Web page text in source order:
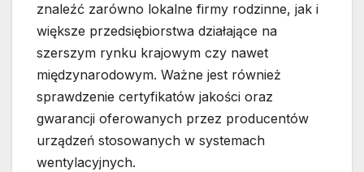
znaleźć zarówno lokalne firmy rodzinne, jak i
większe przedsiębiorstwa działające na
szerszym rynku krajowym czy nawet
międzynarodowym. Ważne jest również
sprawdzenie certyfikatów jakości oraz
gwarancji oferowanych przez producentów
urządzeń stosowanych w systemach
wentylacyjnych.